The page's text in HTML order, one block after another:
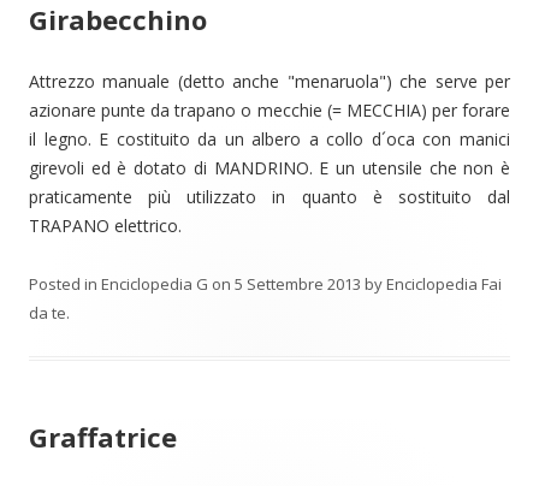
Girabecchino
Attrezzo manuale (detto anche "menaruola") che serve per
azionare punte da trapano o mecchie (= MECCHIA) per forare
il legno. E costituito da un albero a collo d´oca con manici
girevoli ed è dotato di MANDRINO. E un utensile che non è
praticamente più utilizzato in quanto è sostituito dal
TRAPANO elettrico.
Posted in Enciclopedia G on 5 Settembre 2013 byEnciclopedia Fai
da te.
Graffatrice